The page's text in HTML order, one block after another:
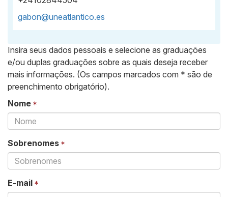
gabon@uneatlantico.es
Insira seus dados pessoais e selecione as graduações
e/ou duplas graduações sobre as quais deseja receber
mais informações. (Os campos marcados com * são de
preenchimento obrigatório).
Nome
Sobrenomes
E-mail